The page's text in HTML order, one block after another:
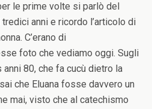
le prime volte si parlò del
anni e ricordo l’articolo di
C’erano di
foto che vediamo oggi. Sugli
80, che fa cucù dietro la
che Eluana fosse davvero un
mai, visto che al catechismo